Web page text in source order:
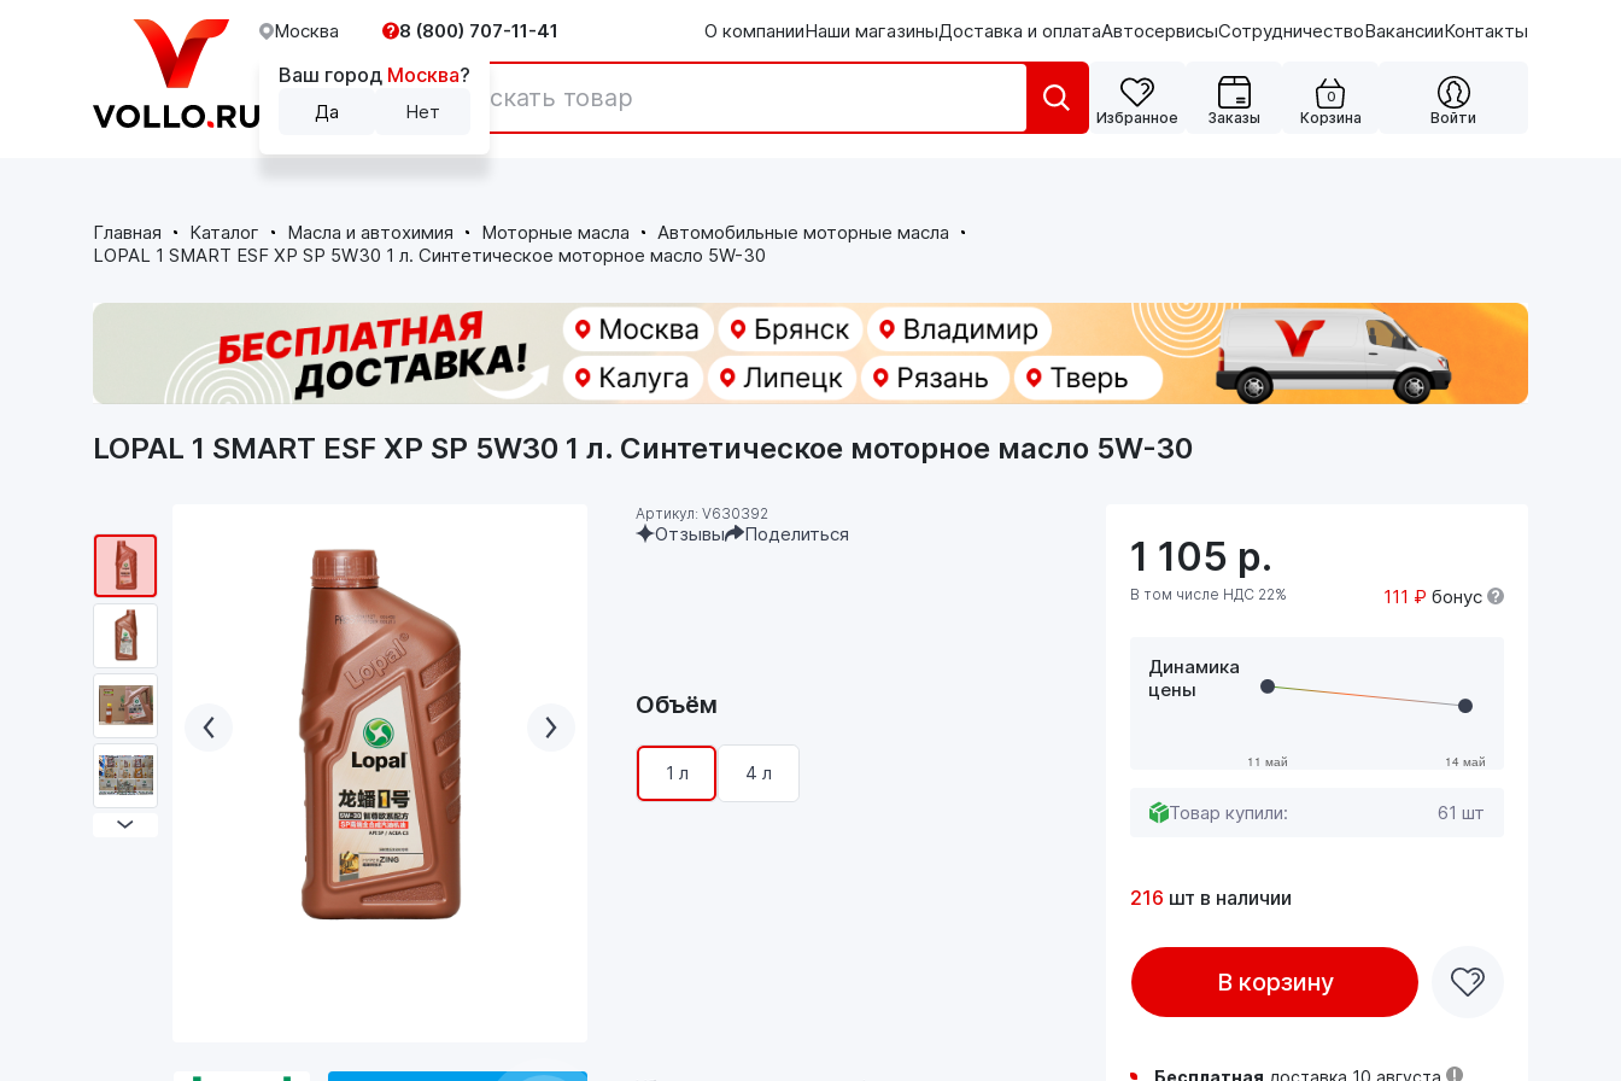
Москва
Ваш город Москва?
Да Нет
8 (800) 707-11-41 О компанииНаши магазиныДоставка и оплатаАвтосервисыСотрудничествоВакансииКонтакты
Каталог
Избранное Заказы
0
Корзина Войти
Главная Каталог Масла и автохимия Моторные масла
Автомобильные моторные масла
LOPAL 1 SMART ESF XP SP 5W30 1 л. Синтетическое моторное масло 5W-30
LOPAL 1 SMART ESF XP SP 5W30 1 л. Синтетическое моторное масло 5W-30
Артикул: V630392
Отзывы Поделиться
Объём
1 л 4 л
1 105 р.
В том числе НДС 22% 111 ₽ бонус
Динамика
цены
Товар купили: 61 шт
216 шт в наличии
В корзину
Бесплатная доставка 10 августа